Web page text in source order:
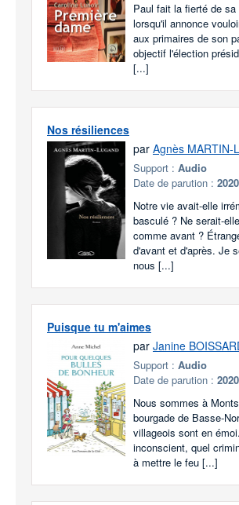
Paul fait la fierté de
lorsqu'il annonce
aux primaires de son
objectif l'élection
[...]
Nos résiliences
par Agnès MARTIN-
Support : Audio
Date de parution : 2020
Notre vie avait-elle
basculé ? Ne serait-
comme avant ?
d'avant et d'après. Je
nous [...]
Puisque tu m'aimes
par Janine
Support : Audio
Date de parution : 2020
Nous sommes à
bourgade de Basse-
villageois sont en
inconscient, quel
à mettre le feu [...]